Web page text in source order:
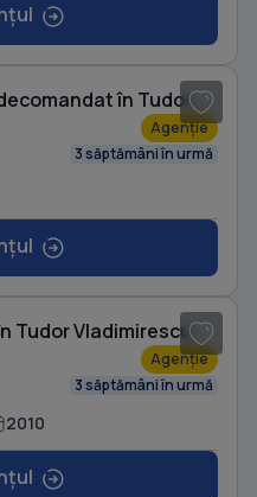
Apartament cu 2 camere decomandat în Tudor Vladimirescu
Agenție
3 săptămâni în urmă
Tudor Vladimirescu
Agenție
3 săptămâni în urmă
2010